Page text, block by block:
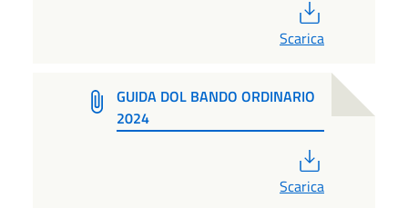
Scarica
GUIDA DOL BANDO ORDINARIO
2024
Scarica